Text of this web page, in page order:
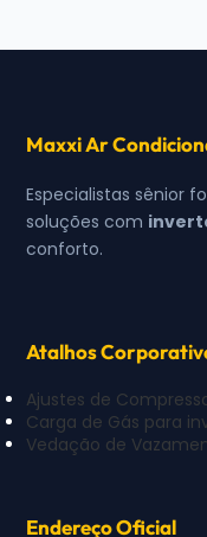
Maxxi Ar
Especialistas sênior
soluções com
conforto.
Atalhos
Ajustes de
Carga de Gás para
Vedação de
Endereço Oficial